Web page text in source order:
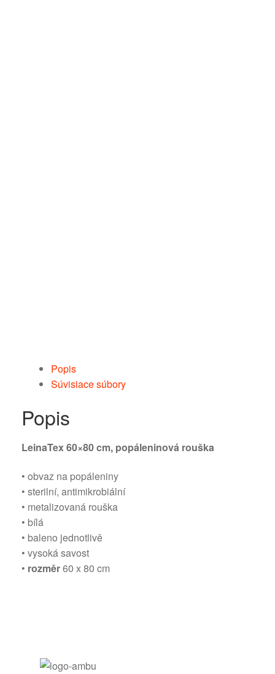
Popis
Súvisiace súbory
Popis
LeinaTex 60×80 cm, popáleninová rouška
• obvaz na popáleniny
• sterilní, antimikrobiální
• metalizovaná rouška
• bílá
• baleno jednotlivě
• vysoká savost
• rozměr60 x 80 cm